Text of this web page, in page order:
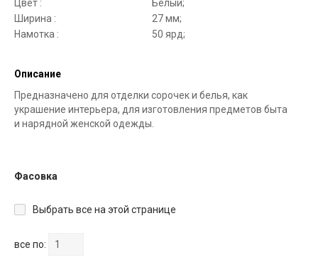
Цвет :
Белый;
Ширина :
27 мм;
Намотка :
50 ярд;
Описание
Предназначено для отделки сорочек и белья, как
украшение интерьера, для изготовления предметов быта
и нарядной женской одежды.
Фасовка
Выбрать все на этой странице
все по: